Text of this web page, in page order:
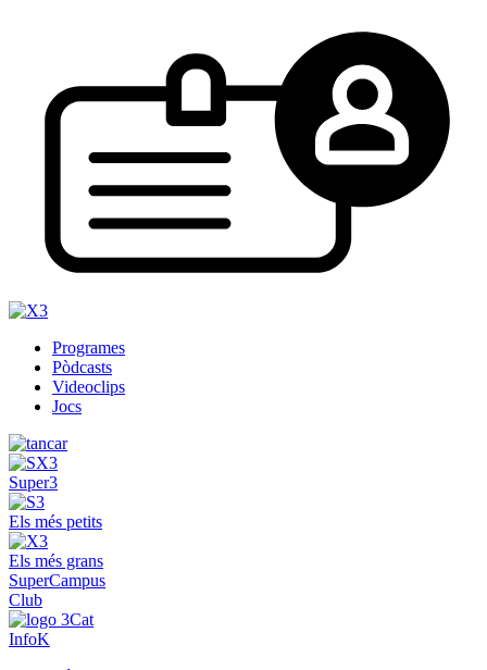
Programes
Pòdcasts
Videoclips
Jocs
Super3
Els més petits
Els més grans
SuperCampus
Club
InfoK